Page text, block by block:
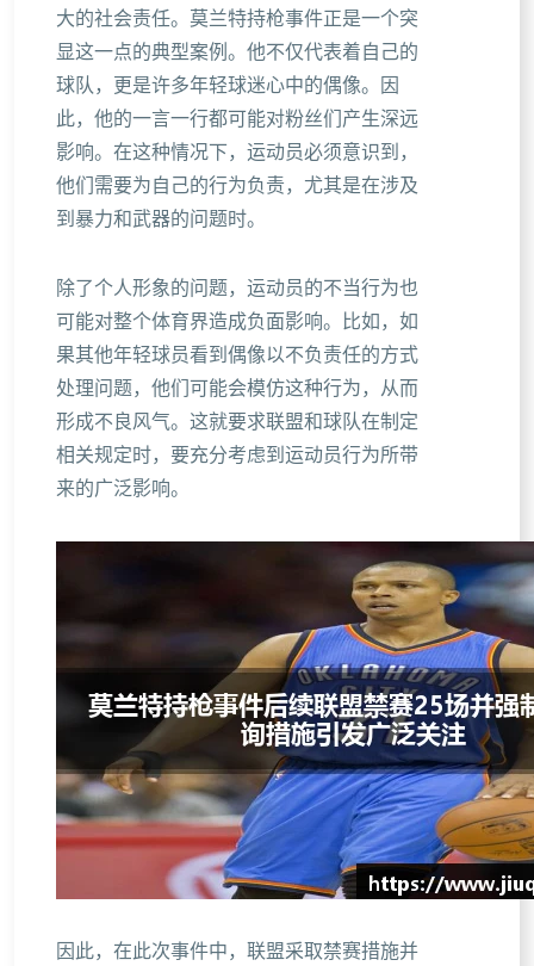
大的社会责任。莫兰特持枪事件正是一个突
显这一点的典型案例。他不仅代表着自己的
球队，更是许多年轻球迷心中的偶像。因
此，他的一言一行都可能对粉丝们产生深远
影响。在这种情况下，运动员必须意识到，
他们需要为自己的行为负责，尤其是在涉及
到暴力和武器的问题时。
除了个人形象的问题，运动员的不当行为也
可能对整个体育界造成负面影响。比如，如
果其他年轻球员看到偶像以不负责任的方式
处理问题，他们可能会模仿这种行为，从而
形成不良风气。这就要求联盟和球队在制定
相关规定时，要充分考虑到运动员行为所带
来的广泛影响。
因此，在此次事件中，联盟采取禁赛措施并